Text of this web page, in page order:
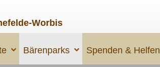
Worbis
Bärenparks Spenden & Helfen